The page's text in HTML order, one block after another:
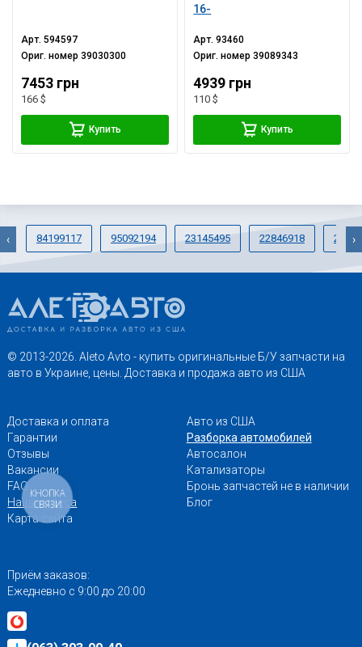
Арт.594597
Ориг. номер39030300
7453 грн
166 $
Купить
16-
Арт.93460
Ориг. номер39089343
4939 грн
110 $
Купить
84199117 95092194 23145495 22846918
‹ ›
© 2013-2026. Aleto Avto - купить оригинальные Б/У запчасти на
авто в Украине, цены. Доставка и продажа авто из США
Доставка и оплата
Гарантии
Отзывы
Вакансии
FAQ
Наши адреса
Карта сайта
Авто из США
Разборка автомобилей
Автосалон
Катализаторы
Бронь запчастей не в наличии
Блог
Приём заказов:
Ежедневно с 9:00 до 20:00
КНОПКА
СВЯЗИ